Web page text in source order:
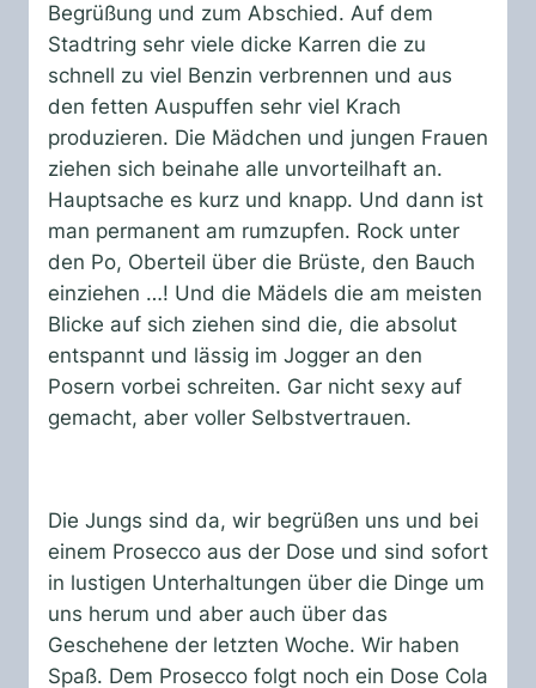
Begrüßung und zum Abschied. Auf dem
Stadtring sehr viele dicke Karren die zu
schnell zu viel Benzin verbrennen und aus
den fetten Auspuffen sehr viel Krach
produzieren. Die Mädchen und jungen Frauen
ziehen sich beinahe alle unvorteilhaft an.
Hauptsache es kurz und knapp. Und dann ist
man permanent am rumzupfen. Rock unter
den Po, Oberteil über die Brüste, den Bauch
einziehen …! Und die Mädels die am meisten
Blicke auf sich ziehen sind die, die absolut
entspannt und lässig im Jogger an den
Posern vorbei schreiten. Gar nicht sexy auf
gemacht, aber voller Selbstvertrauen.
Die Jungs sind da, wir begrüßen uns und bei
einem Prosecco aus der Dose und sind sofort
in lustigen Unterhaltungen über die Dinge um
uns herum und aber auch über das
Geschehene der letzten Woche. Wir haben
Spaß. Dem Prosecco folgt noch ein Dose Cola